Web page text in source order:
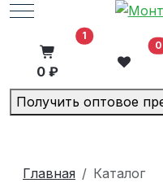
Mobile Menu Toggle
1 В корзину
0 ₽
0
Получить оптовое
Главная Каталог